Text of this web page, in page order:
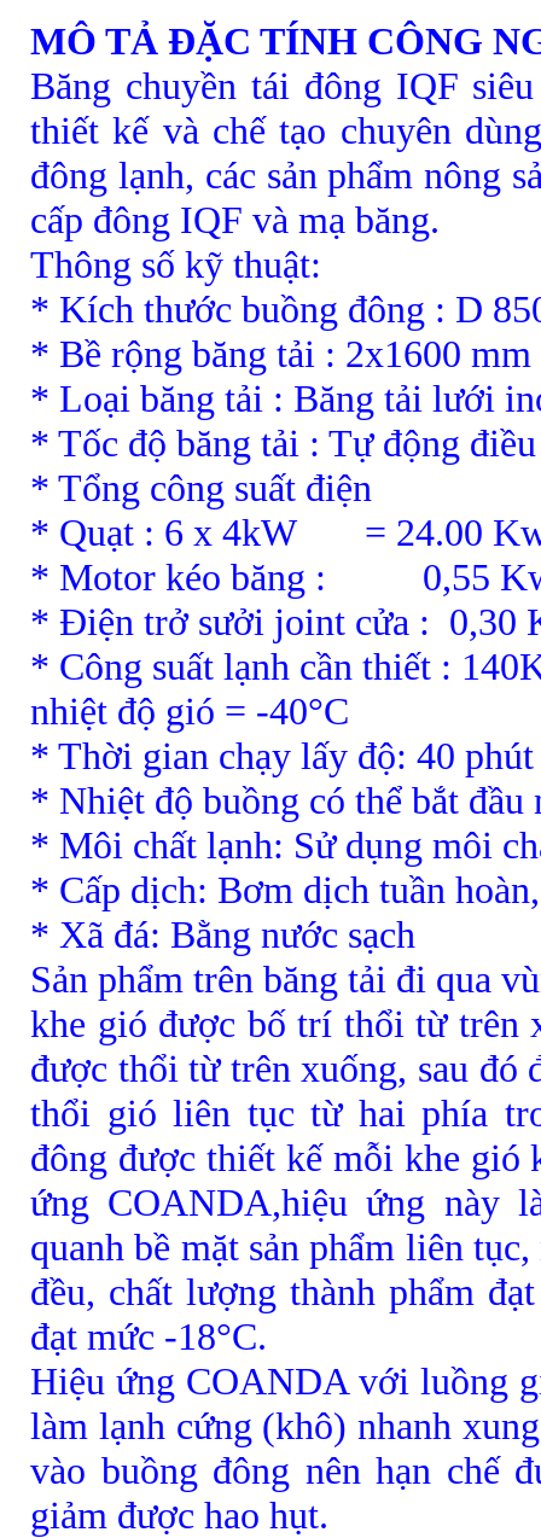
MÔ TẢ ĐẶC TÍNH CÔNG
Băng chuyền tái đông IQF
thiết kế và chế tạo chuyên
đông lạnh, các sản phẩm nông
cấp đông IQF và mạ băng.
Thông số kỹ thuật:
* Kích thước buồng đông : D
* Bề rộng băng tải : 2x1600 mm
* Loại băng tải : Băng tải lưới
* Tốc độ băng tải : Tự động
* Tổng công suất điện
* Quạt : 6 x 4kW = 24.00
* Motor kéo băng : 0,55
* Điện trở sưởi joint cửa :
* Công suất lạnh cần thiết :
nhiệt độ gió = -40°C
* Thời gian chạy lấy độ: 40
* Nhiệt độ buồng có thể bắt đầu
* Môi chất lạnh: Sử dụng môi
* Cấp dịch: Bơm dịch tuần
* Xã đá: Bằng nước sạch
Sản phẩm trên băng tải đi qua
khe gió được bố trí thổi từ trên
được thổi từ trên xuống, sau
thổi gió liên tục từ hai phía
đông được thiết kế mỗi khe gió
ứng COANDA,hiệu ứng này
quanh bề mặt sản phẩm liên
đều, chất lượng thành phẩm
đạt mức -18°C.
Hiệu ứng COANDA với luồng
làm lạnh cứng (khô) nhanh
vào buồng đông nên hạn chế
giảm được hao hụt.